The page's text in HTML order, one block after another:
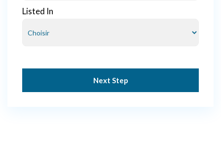
Listed In
Next Step